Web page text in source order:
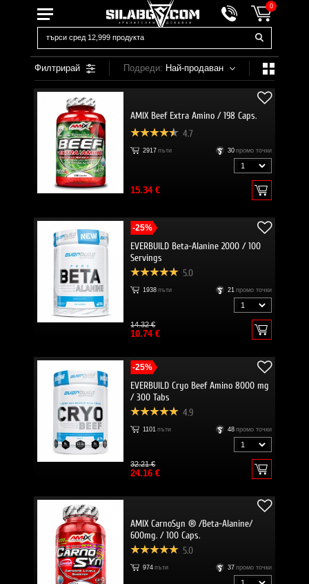
0
Филтрирай Подреди: Най-продаван
AMIX Beef Extra Amino / 198 Caps.
4.7
2917 пъти 30 промо точки
15.34 €
-25%
EVERBUILD Beta-Alanine 2000 / 100
Servings
5.0
1938 пъти 21 промо точки
14.32 €
10.74 €
-25%
EVERBUILD Cryo Beef Amino 8000 mg
/ 300 Tabs
4.9
1101 пъти 48 промо точки
32.21 €
24.16 €
AMIX CarnoSyn ® /Beta-Alanine/
600mg. / 100 Caps.
5.0
974 пъти 37 промо точки